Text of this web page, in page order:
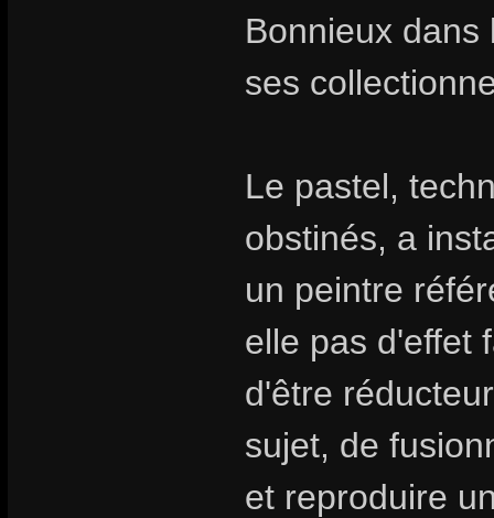
Bonnieux dans
ses
Le pastel,
obstinés, a
un peintre
elle pas d'effet
d'être
sujet, de
et reproduire